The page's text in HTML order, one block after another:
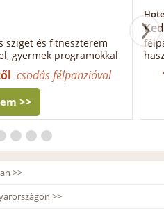
sziget és fitneszterem
gyermek programokkal
csodás félpanzióval
>>
>>
>>